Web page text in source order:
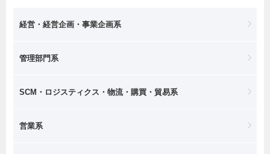
経営・経営企画・事業企画系
管理部門系
SCM・ロジスティクス・物流・購買・貿易系
営業系